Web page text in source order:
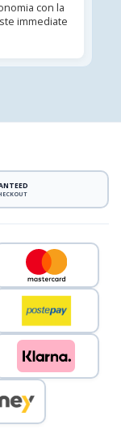
con la
immediate